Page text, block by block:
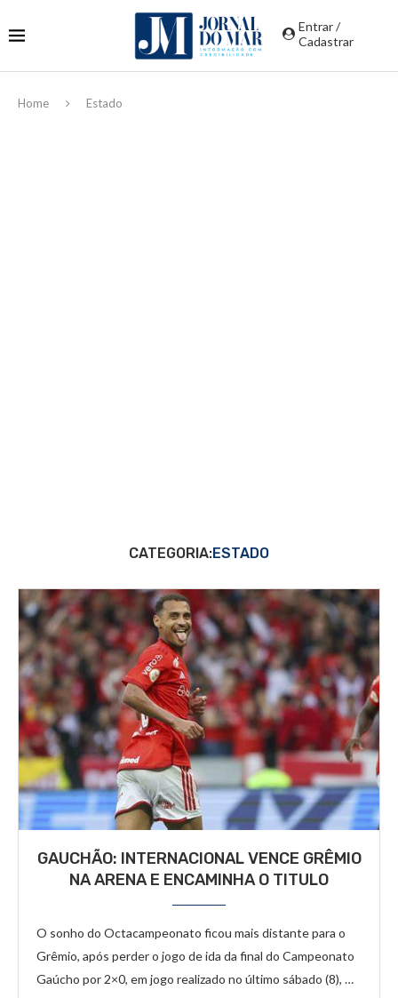
Entrar /
Cadastrar
Home Estado
CATEGORIA:ESTADO
GAUCHÃO: INTERNACIONAL VENCE GRÊMIO
NA ARENA E ENCAMINHA O TITULO
O sonho do Octacampeonato ficou mais distante para o
Grêmio, após perder o jogo de ida da final do Campeonato
Gaúcho por 2×0, em jogo realizado no último sábado (8), …